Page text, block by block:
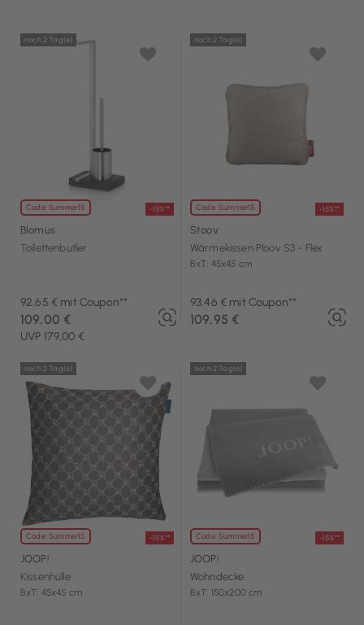
Code: Summer15 -15%**
noch 2 Tag(e)
Blomus
Toilettenbutler
92,65 € mit Coupon**
UVP 179,00 €
109,00 €
Code: Summer15 -15%**
noch 2 Tag(e)
Stoov
Wärmekissen Ploov S3 - Flex
BxT: 45x45 cm
93,46 € mit Coupon**
109,95 €
Code: Summer15 -15%**
noch 2 Tag(e)
JOOP!
Kissenhülle
BxT: 45x45 cm
Code: Summer15 -15%**
noch 2 Tag(e)
JOOP!
Wohndecke
BxT: 150x200 cm